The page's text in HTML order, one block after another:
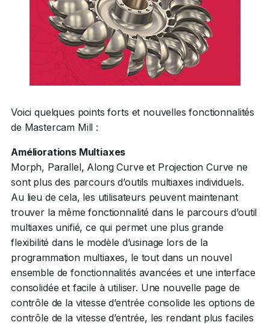
Voici quelques points forts et nouvelles fonctionnalités
de Mastercam Mill :
Améliorations Multiaxes
Morph, Parallel, Along Curve et Projection Curve ne
sont plus des parcours d’outils multiaxes individuels.
Au lieu de cela, les utilisateurs peuvent maintenant
trouver la même fonctionnalité dans le parcours d’outil
multiaxes unifié, ce qui permet une plus grande
flexibilité dans le modèle d’usinage lors de la
programmation multiaxes, le tout dans un nouvel
ensemble de fonctionnalités avancées et une interface
consolidée et facile à utiliser. Une nouvelle page de
contrôle de la vitesse d’entrée consolide les options de
contrôle de la vitesse d’entrée, les rendant plus faciles